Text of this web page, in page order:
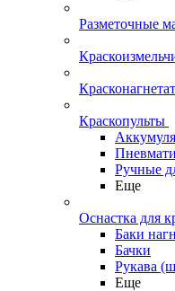
Разметочные
Краскопульты
Ручные
Еще
Оснастка для
Баки
Бачки
Рукава
Еще